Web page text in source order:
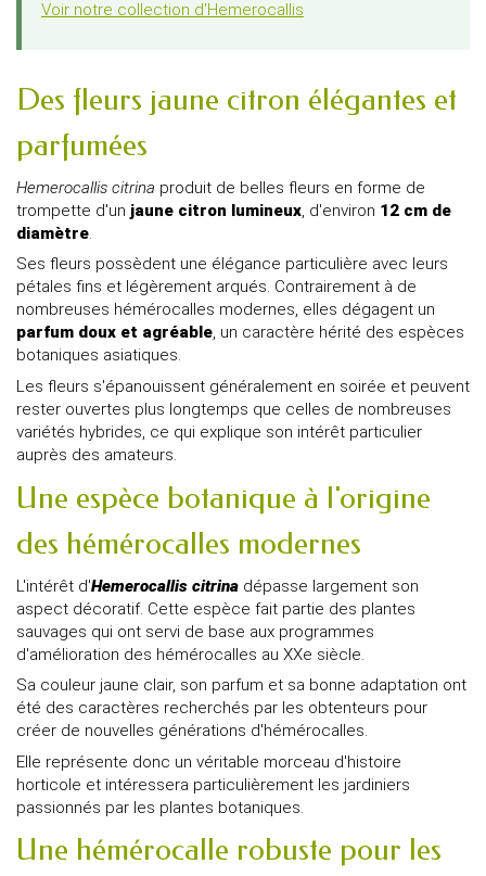
Voir notre collection d'Hemerocallis
Des fleurs jaune citron élégantes et
parfumées
Hemerocallis citrina produit de belles fleurs en forme de
trompette d'un jaune citron lumineux, d'environ 12 cm de
diamètre.
Ses fleurs possèdent une élégance particulière avec leurs
pétales fins et légèrement arqués. Contrairement à de
nombreuses hémérocalles modernes, elles dégagent un
parfum doux et agréable, un caractère hérité des espèces
botaniques asiatiques.
Les fleurs s'épanouissent généralement en soirée et peuvent
rester ouvertes plus longtemps que celles de nombreuses
variétés hybrides, ce qui explique son intérêt particulier
auprès des amateurs.
Une espèce botanique à l'origine
des hémérocalles modernes
L'intérêt d'Hemerocallis citrina dépasse largement son
aspect décoratif. Cette espèce fait partie des plantes
sauvages qui ont servi de base aux programmes
d'amélioration des hémérocalles au XXe siècle.
Sa couleur jaune clair, son parfum et sa bonne adaptation ont
été des caractères recherchés par les obtenteurs pour
créer de nouvelles générations d'hémérocalles.
Elle représente donc un véritable morceau d'histoire
horticole et intéressera particulièrement les jardiniers
passionnés par les plantes botaniques.
Une hémérocalle robuste pour les